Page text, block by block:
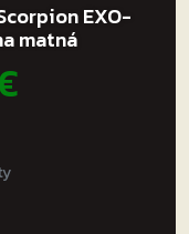
EXO-
matná